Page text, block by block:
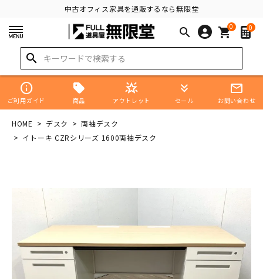
中古オフィス家具を通販するなら無限堂
search 0
shopping_cart 0
search
info
ご利用ガイド 商品
star_shine
アウトレット
keyboard_double_arrow_down
セール
mail_outline
お問い合わせ
HOME デスク
両袖デスク
イトーキ CZRシリーズ 1600両袖デスク